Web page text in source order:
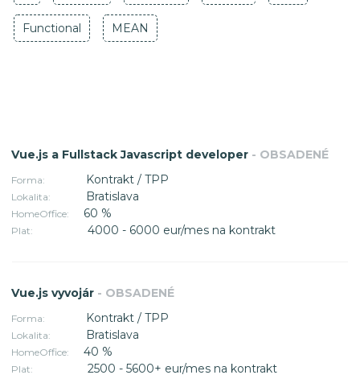
Functional MEAN
Vue.js a Fullstack Javascript developer - OBSADENÉ
Forma: Kontrakt / TPP
Lokalita: Bratislava
HomeOffice: 60 %
Plat: 4000 - 6000 eur/mes na kontrakt
Vue.js vyvojár - OBSADENÉ
Forma: Kontrakt / TPP
Lokalita: Bratislava
HomeOffice: 40 %
Plat: 2500 - 5600+ eur/mes na kontrakt